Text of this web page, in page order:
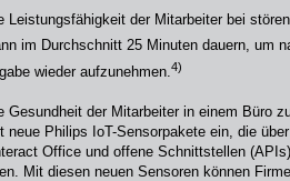
Leistungsfähigkeit der Mitarbeiter bei
im Durchschnitt 25 Minuten dauern, um
wieder aufzunehmen. 4)
Gesundheit der Mitarbeiter in einem Büro
neue Philips IoT-Sensorpakete ein, die
Office und offene Schnittstellen
Mit diesen neuen Sensoren können